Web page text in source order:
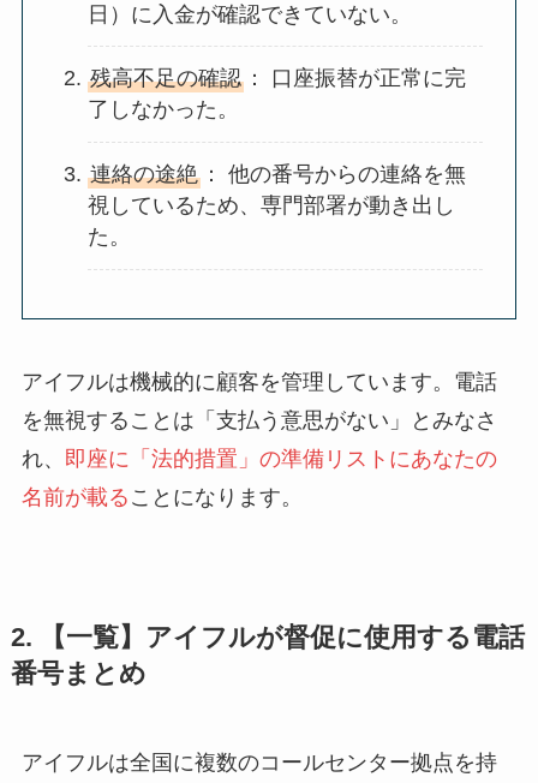
日）に入金が確認できていない。
残高不足の確認： 口座振替が正常に完
了しなかった。
連絡の途絶： 他の番号からの連絡を無
視しているため、専門部署が動き出し
た。
アイフルは機械的に顧客を管理しています。電話
を無視することは「支払う意思がない」とみなさ
れ、 即座に「法的措置」の準備リストにあなたの
名前が載る ことになります。
2. 【一覧】アイフルが督促に使用する電話
番号まとめ
アイフルは全国に複数のコールセンター拠点を持